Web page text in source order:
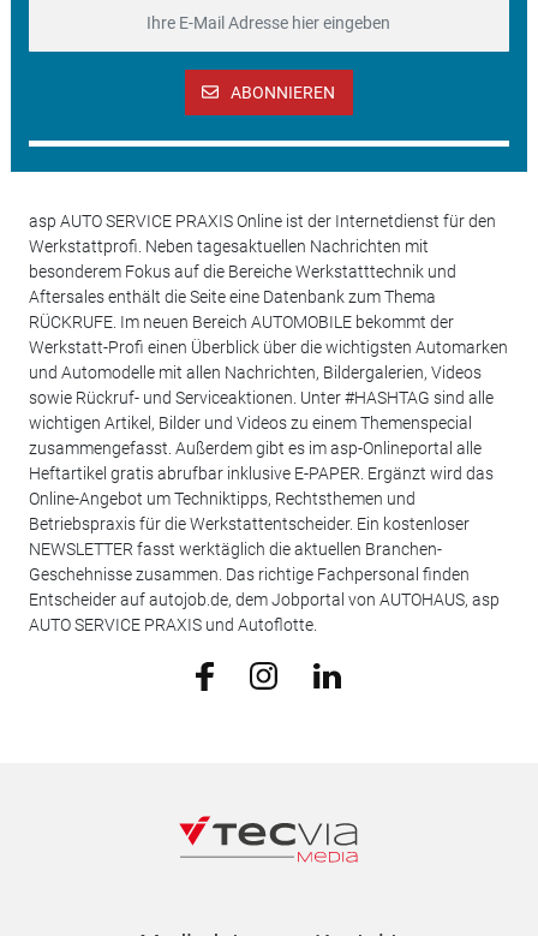
ABONNIEREN
asp AUTO SERVICE PRAXIS Online ist der Internetdienst für den
Werkstattprofi. Neben tagesaktuellen Nachrichten mit
besonderem Fokus auf die Bereiche Werkstatttechnik und
Aftersales enthält die Seite eine Datenbank zum Thema
RÜCKRUFE. Im neuen Bereich AUTOMOBILE bekommt der
Werkstatt-Profi einen Überblick über die wichtigsten Automarken
und Automodelle mit allen Nachrichten, Bildergalerien, Videos
sowie Rückruf- und Serviceaktionen. Unter #HASHTAG sind alle
wichtigen Artikel, Bilder und Videos zu einem Themenspecial
zusammengefasst. Außerdem gibt es im asp-Onlineportal alle
Heftartikel gratis abrufbar inklusive E-PAPER. Ergänzt wird das
Online-Angebot um Techniktipps, Rechtsthemen und
Betriebspraxis für die Werkstattentscheider. Ein kostenloser
NEWSLETTER fasst werktäglich die aktuellen Branchen-
Geschehnisse zusammen. Das richtige Fachpersonal finden
Entscheider auf autojob.de, dem Jobportal von AUTOHAUS, asp
AUTO SERVICE PRAXIS und Autoflotte.